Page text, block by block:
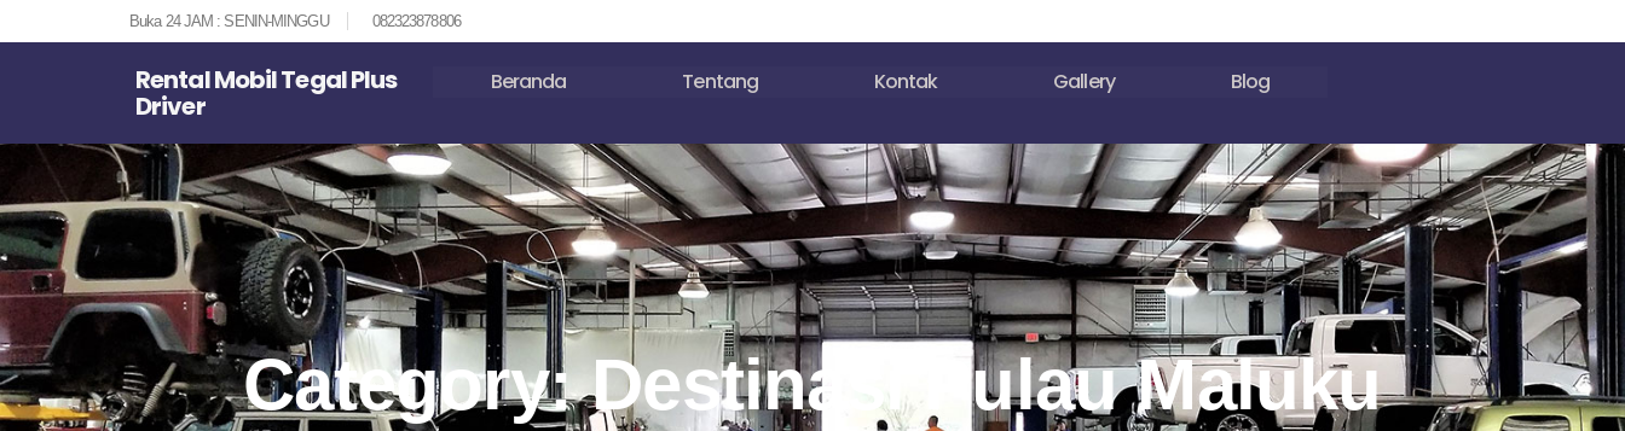
Buka 24 JAM : SENIN-MINGGU 082323878806
Rental Mobil Tegal Plus
Driver
Beranda Tentang Kontak Gallery Blog
Category: Destinasi Pulau Maluku